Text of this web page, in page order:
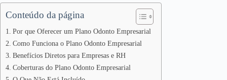
Conteúdo da página
Por que Oferecer um Plano Odonto Empresarial
Como Funciona o Plano Odonto Empresarial
Benefícios Diretos para Empresas e RH
Coberturas do Plano Odonto Empresarial